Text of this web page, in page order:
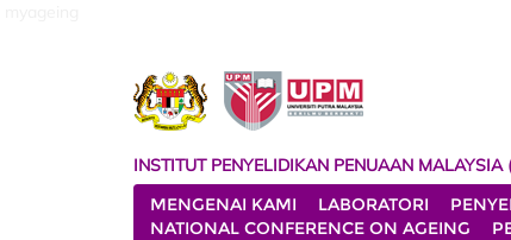
INSTITUT PENYELIDIKAN PENUAAN
MENGENAI KAMI
LABORATORI
NATIONAL CONFERENCE ON AGEING